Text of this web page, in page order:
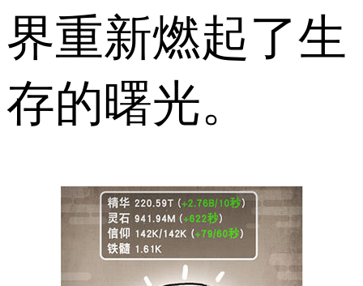
界重新燃起了生
存的曙光。